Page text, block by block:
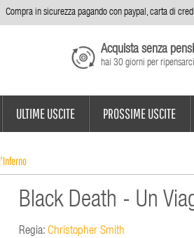
Compra in sicurezza pagando con paypal, carta di
Acquista senza
hai 30 giorni per ripensarci
ULTIME USCITE PROSSIME USCITE
Black Death - Un
Regia: Christopher Smith